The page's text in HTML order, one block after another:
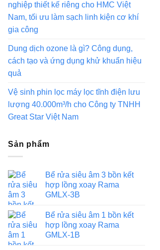
nghiệp thiết kế riêng cho HMC Việt
Nam, tối ưu làm sạch linh kiện cơ khí
gia công
Dung dịch ozone là gì? Công dụng,
cách tạo và ứng dụng khử khuẩn hiệu
quả
Vệ sinh phin lọc máy lọc tĩnh điện lưu
lượng 40.000m³/h cho Công ty TNHH
Great Star Việt Nam
Sản phẩm
Bể rửa siêu âm 3 bồn kết
hợp lồng xoay Rama
GMLX-3B
Bể rửa siêu âm 1 bồn kết
hợp lồng xoay Rama
GMLX-1B